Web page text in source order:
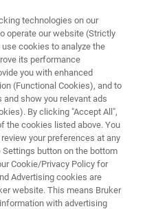
池解析ウェビナー
Bruker共催】
間力顕微鏡で見
現象 ～リチウム
の状態変化解析
technologies on our
operate our website (Strictly
cookies to analyze the
its performance
you with enhanced
(Functional Cookies), and to
and show you relevant ads
By clicking "Accept All",
the cookies listed above. You
your preferences at any
button on the bottom
Cookie/Privacy Policy for
Advertising cookies are
website. This means Bruker
with advertising